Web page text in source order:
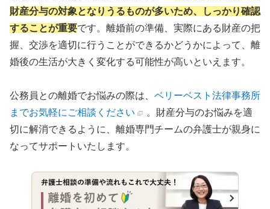
財産分与の対象となりうるものが多いため、しっかり確認
することが重要です。離婚前の準備、実際にある財産の把
握、交渉を適切に行うことができるかどうかによって、離
婚後の生活が大きく変化する可能性が高いといえます。
公務員との離婚でお悩みの際は、 ベリーベスト法律事務所
までお気軽にご相談ください
。財産分与のお悩みを適
切に解消できるように、離婚専門チームの弁護士が親身に
なってサポートいたします。
無料通話でお問い合わせ
平日9:30～21:00 / 土日祝9:30～
18:00
メール